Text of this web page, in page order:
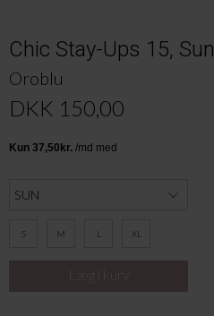
Chic Stay-Ups 15, Sun
Oroblu
DKK 150,00
S M L XL